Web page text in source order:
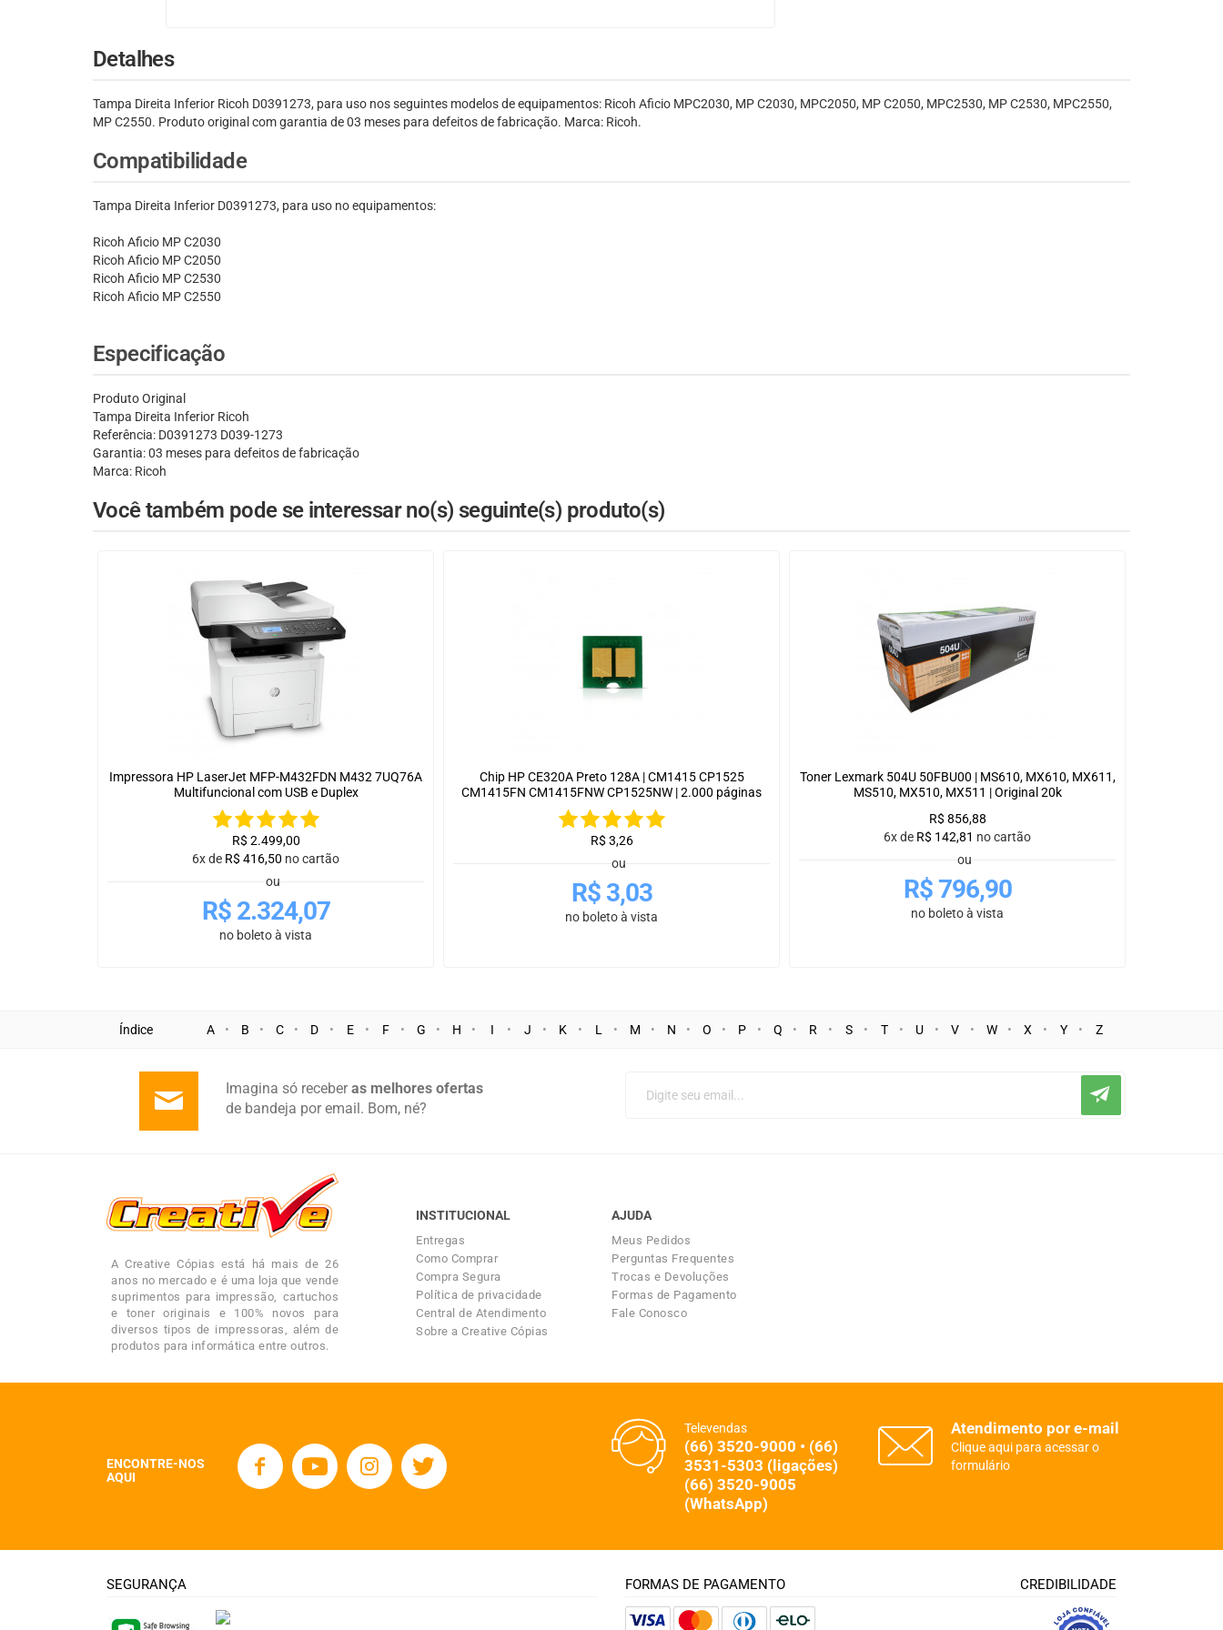
Detalhes
Tampa Direita Inferior Ricoh D0391273, para uso nos seguintes modelos de equipamentos: Ricoh Aficio MPC2030, MP C2030, MPC2050, MP C2050, MPC2530, MP C2530, MPC2550,
MP C2550. Produto original com garantia de 03 meses para defeitos de fabricação. Marca: Ricoh.
Compatibilidade
Tampa Direita Inferior D0391273, para uso no equipamentos:
Ricoh Aficio MP C2030
Ricoh Aficio MP C2050
Ricoh Aficio MP C2530
Ricoh Aficio MP C2550
Especificação
Produto Original
Tampa Direita Inferior Ricoh
Referência: D0391273 D039-1273
Garantia: 03 meses para defeitos de fabricação
Marca: Ricoh
Você também pode se interessar no(s) seguinte(s) produto(s)
Impressora HP LaserJet MFP-M432FDN M432 7UQ76A
Multifuncional com USB e Duplex
R$ 2.499,00
6x de R$ 416,50 no cartão
ou
R$2.324,07
no boleto à vista
Chip HP CE320A Preto 128A | CM1415 CP1525
CM1415FN CM1415FNW CP1525NW | 2.000 páginas
R$ 3,26
ou
R$3,03
no boleto à vista
Toner Lexmark 504U 50FBU00 | MS610, MX610, MX611,
MS510, MX510, MX511 | Original 20k
R$ 856,88
6x de R$ 142,81 no cartão
ou
R$796,90
no boleto à vista
Índice A B C D E F G H I J K L M N O P Q R S T U V W X Y Z
Imagina só receberas melhores ofertas
de bandeja por email. Bom, né?
A Creative Cópias está há mais de 26
anos no mercado e é uma loja que vende
suprimentos para impressão, cartuchos
e toner originais e 100% novos para
diversos tipos de impressoras, além de
produtos para informática entre outros.
INSTITUCIONAL
Entregas
Como Comprar
Compra Segura
Política de privacidade
Central de Atendimento
Sobre a Creative Cópias
AJUDA
Meus Pedidos
Perguntas Frequentes
Trocas e Devoluções
Formas de Pagamento
Fale Conosco
ENCONTRE-NOS
AQUI
Televendas
(66) 3520-9000 • (66)
3531-5303 (ligações)
(66) 3520-9005
(WhatsApp)
Atendimento por e-mail
Clique aqui para acessar o
formulário
SEGURANÇA FORMAS DE PAGAMENTO CREDIBILIDADE